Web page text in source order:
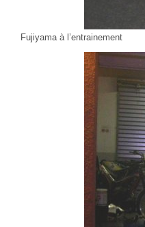
Fujiyama à l’entrainement